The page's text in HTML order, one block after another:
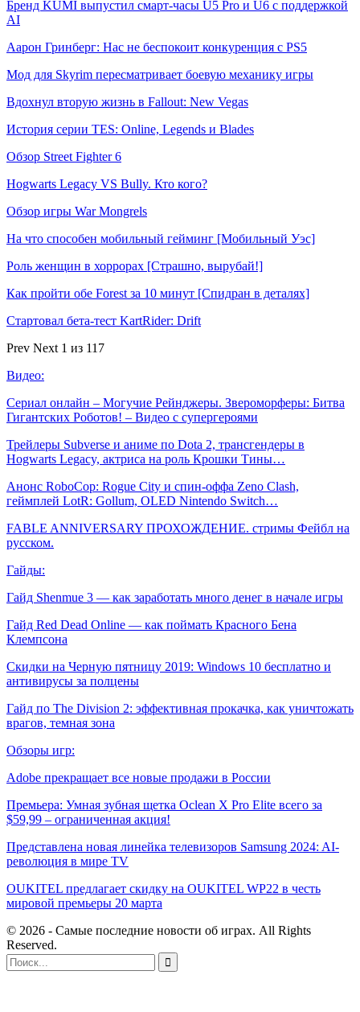
Бренд KUMI выпустил смарт-часы U5 Pro и U6 с поддержкой
AI
Аарон Гринберг: Нас не беспокоит конкуренция с PS5
Мод для Skyrim пересматривает боевую механику игры
Вдохнул вторую жизнь в Fallout: New Vegas
История серии TES: Online, Legends и Blades
Обзор Street Fighter 6
Hogwarts Legacy VS Bully. Кто кого?
Обзор игры War Mongrels
На что способен мобильный гейминг [Мобильный Уэс]
Роль женщин в хоррорах [Страшно, вырубай!]
Как пройти обе Forest за 10 минут [Спидран в деталях]
Стартовал бета-тест KartRider: Drift
Prev Next 1 из 117
Видео:
Сериал онлайн – Могучие Рейнджеры. Звероморферы: Битва
Гигантских Роботов! – Видео с супергероями
Трейлеры Subverse и аниме по Dota 2, трансгендеры в
Hogwarts Legacy, актриса на роль Крошки Тины…
Анонс RoboCop: Rogue City и спин-оффа Zeno Clash,
геймплей LotR: Gollum, OLED Nintendo Switch…
FABLE ANNIVERSARY ПРОХОЖДЕНИЕ. стримы Фейбл на
русском.
Гайды:
Гайд Shenmue 3 — как заработать много денег в начале игры
Гайд Red Dead Online — как поймать Красного Бена
Клемпсона
Скидки на Черную пятницу 2019: Windows 10 бесплатно и
антивирусы за полцены
Гайд по The Division 2: эффективная прокачка, как уничтожать
врагов, темная зона
Обзоры игр:
Adobe прекращает все новые продажи в России
Премьера: Умная зубная щетка Oclean X Pro Elite всего за
$59,99 – ограниченная акция!
Представлена новая линейка телевизоров Samsung 2024: AI-
революция в мире TV
OUKITEL предлагает скидку на OUKITEL WP22 в честь
мировой премьеры 20 марта
© 2026 - Самые последние новости об играх. All Rights
Reserved.